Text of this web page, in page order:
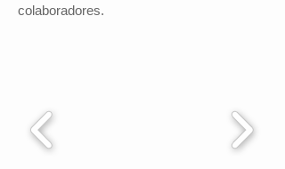
colaboradores.